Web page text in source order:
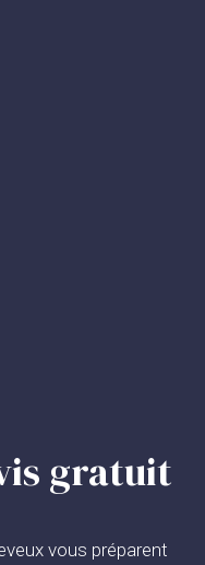
gratuit
vous préparent